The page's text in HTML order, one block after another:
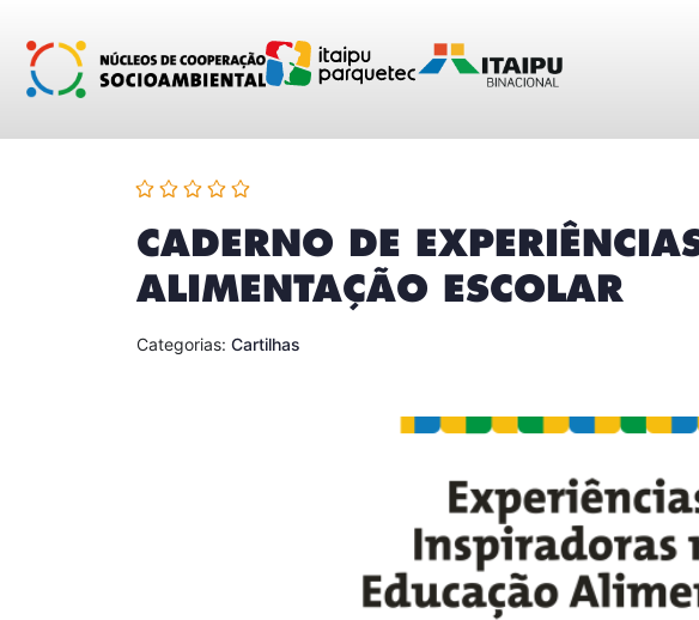
CADERNO DE
ALIMENTAÇÃO ESCOLAR
Categorias: Cartilhas